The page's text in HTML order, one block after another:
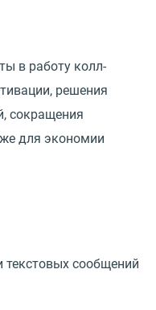
в работу колл-
решения
сокращения
для экономии
текстовых сообщений